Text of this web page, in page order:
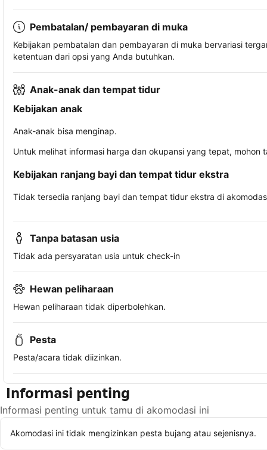
Pembatalan/ pembayaran di muka
Kebijakan pembatalan dan pembayaran di muka bervariasi
ketentuan dari opsi yang Anda butuhkan.
Anak-anak dan tempat tidur
Kebijakan anak
Anak-anak bisa menginap.
Untuk melihat informasi harga dan okupansi yang tepat,
Kebijakan ranjang bayi dan tempat tidur ekstra
Tidak tersedia ranjang bayi dan tempat tidur ekstra di
Tanpa batasan usia
Tidak ada persyaratan usia untuk check-in
Hewan peliharaan
Hewan peliharaan tidak diperbolehkan.
Pesta
Pesta/acara tidak diizinkan.
Informasi penting
Informasi penting untuk tamu di akomodasi ini
Akomodasi ini tidak mengizinkan pesta bujang atau sejenisnya.